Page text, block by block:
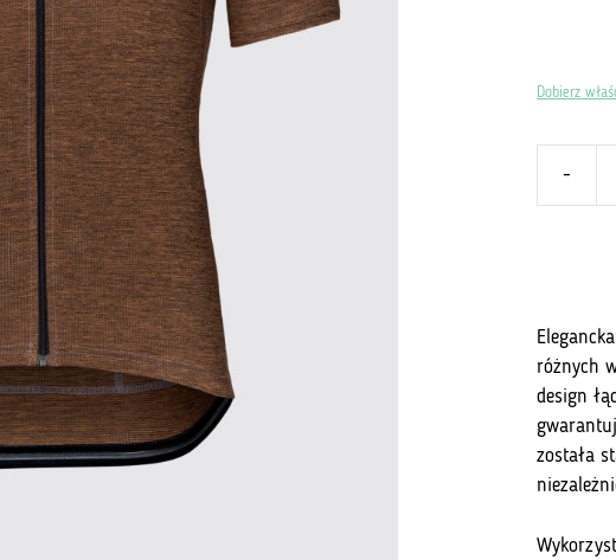
Dobierz
-
Sand
różnych
design
została